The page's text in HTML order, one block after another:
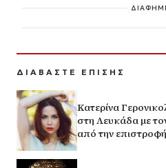
ΔΙΑΒΑΣΤΕ ΕΠΙΣΗΣ
Κατερίνα
στη Λευκάδα με
από την